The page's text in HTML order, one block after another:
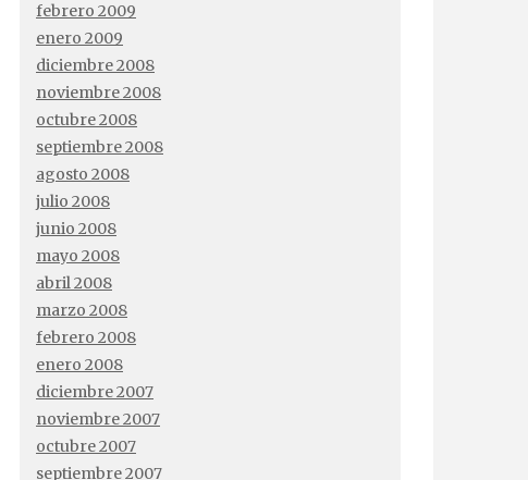
febrero 2009
enero 2009
diciembre 2008
noviembre 2008
octubre 2008
septiembre 2008
agosto 2008
julio 2008
junio 2008
mayo 2008
abril 2008
marzo 2008
febrero 2008
enero 2008
diciembre 2007
noviembre 2007
octubre 2007
septiembre 2007